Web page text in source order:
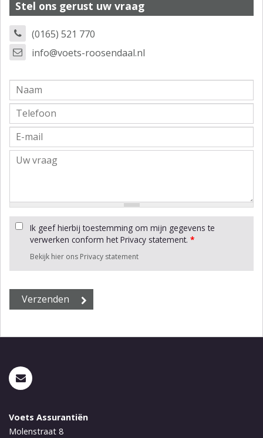
Stel ons gerust uw vraag
(0165) 521 770
info@voets-roosendaal.nl
Ik geef hierbij toestemming om mijn gegevens te
verwerken conform het Privacy statement. *
Bekijk hier ons Privacy statement
Voets Assurantiën
Molenstraat 8